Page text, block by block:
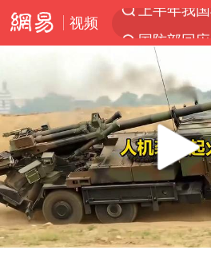
视频
国防部回应
A股三大股
江苏发布
宇树科技
“立秋的第
Play
00:00